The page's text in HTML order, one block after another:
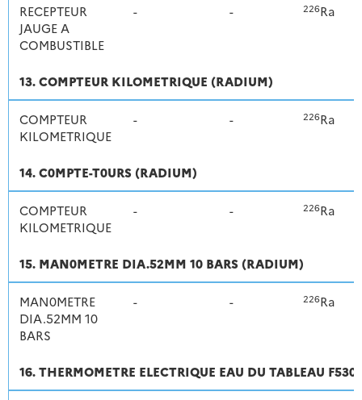
RECEPTEUR
JAUGE A
COMBUSTIBLE
- - 226Ra
13. COMPTEUR KILOMETRIQUE (RADIUM)
COMPTEUR
KILOMETRIQUE
- - 226Ra
14. C0MPTE-T0URS (RADIUM)
COMPTEUR
KILOMETRIQUE
- - 226Ra
15. MAN0METRE DIA.52MM 10 BARS (RADIUM)
MAN0METRE
DIA.52MM 10
BARS
- - 226Ra
16. THERMOMETRE ELECTRIQUE EAU DU TABLEAU